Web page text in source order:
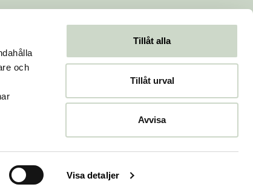
och
Visa detaljer
Tillåt alla
Tillåt urval
Avvisa